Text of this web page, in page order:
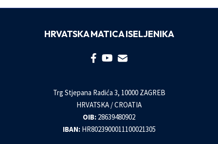
HRVATSKA MATICA ISELJENIKA
Trg Stjepana Radića 3, 10000 ZAGREB
HRVATSKA / CROATIA
OIB: 28639480902
IBAN: HR8023900011100021305